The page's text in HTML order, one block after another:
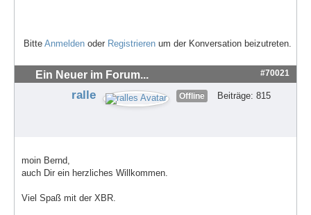
Bitte Anmelden oder Registrieren um der Konversation beizutreten.
Ein Neuer im Forum... #70021
ralle Offline Beiträge: 815
moin Bernd,
auch Dir ein herzliches Willkommen.
Viel Spaß mit der XBR.